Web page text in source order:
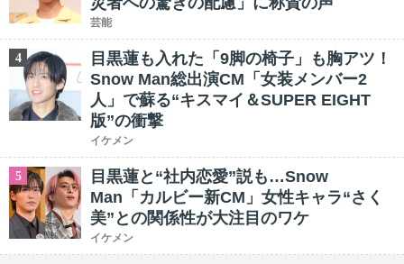
芸能
4
目黒蓮も入れた「9脚の椅子」も胸アツ！
Snow Man総出演CM「女装メンバー2
人」で蘇る“キスマイ＆SUPER EIGHT
版”の衝撃
イケメン
5
目黒蓮と“社内恋愛”説も…Snow
Man「カルビー新CM」女性キャラ“さく
美”との関係性が大注目のワケ
イケメン